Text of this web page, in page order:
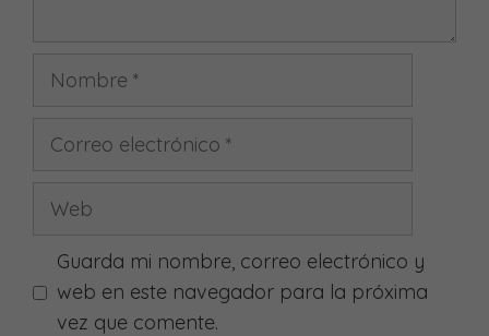
Nombre
Correo
Web
Guarda mi nombre, correo electrónico y
web en este navegador para la próxima
vez que comente.